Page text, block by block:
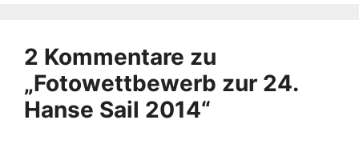
2 Kommentare zu
„Fotowettbewerb zur 24.
Hanse Sail 2014“